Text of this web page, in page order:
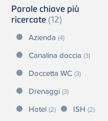
Parole chiave più
ricercate (12)
Azienda (4)
Canalina doccia (3)
Doccetta WC (3)
Drenaggi (3)
Hotel (2) ISH (2)